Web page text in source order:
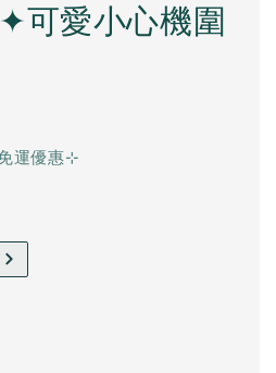
可愛小心機圍
運優惠⊹